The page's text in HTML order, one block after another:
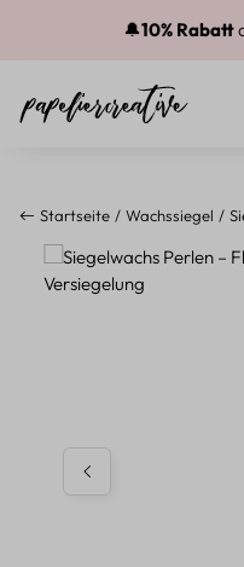
Zum Hauptinhalt springen
🔔10% Rabatt
Startseite Wachssiegel
Bildergalerie